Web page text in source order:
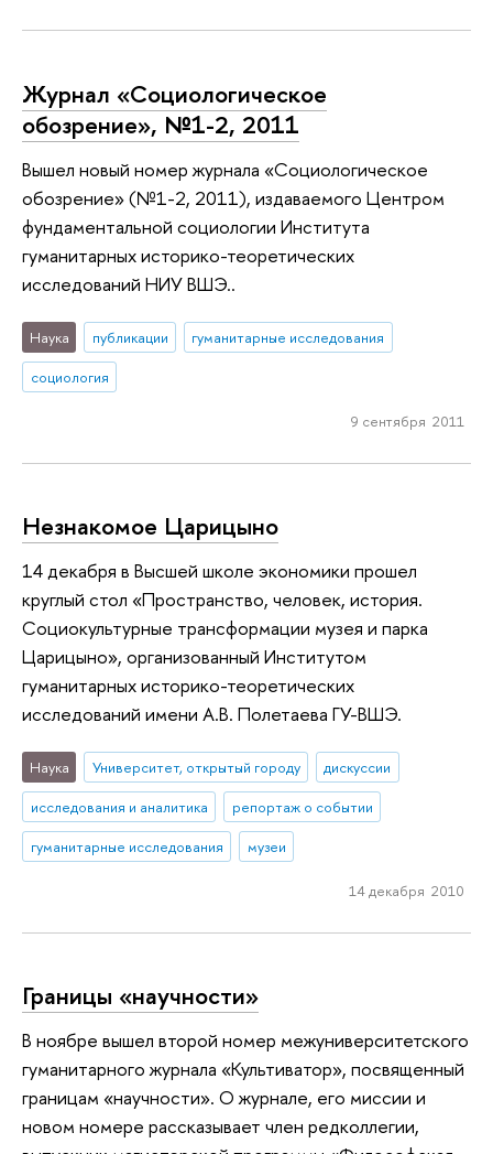
Журнал «Социологическое
обозрение», №1-2, 2011
Вышел новый номер журнала «Социологическое
обозрение» (№1-2, 2011), издаваемого Центром
фундаментальной социологии Института
гуманитарных историко-теоретических
исследований НИУ ВШЭ..
Наука публикации
гуманитарные исследования
социология
9 сентября 2011
Незнакомое Царицыно
14 декабря в Высшей школе экономики прошел
круглый стол «Пространство, человек, история.
Социокультурные трансформации музея и парка
Царицыно», организованный Институтом
гуманитарных историко-теоретических
исследований имени А.В. Полетаева ГУ-ВШЭ.
Наука Университет, открытый городу
дискуссии
исследования и аналитика
репортаж о событии
гуманитарные исследования
музеи
14 декабря 2010
Границы «научности»
В ноябре вышел второй номер межуниверситетского
гуманитарного журнала «Культиватор», посвященный
границам «научности». О журнале, его миссии и
новом номере рассказывает член редколлегии,